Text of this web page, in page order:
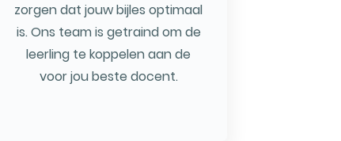
zorgen dat jouw bijles optimaal
is. Ons team is getraind om de
leerling te koppelen aan de
voor jou beste docent.